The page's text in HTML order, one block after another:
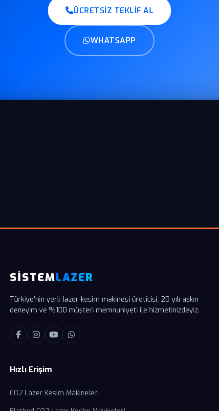
ÜCRETSIZ TEKLIF AL
WHATSAPP
SİSTEMLAZER
Türkiye'nin yerli lazer kesim makinesi üreticisi. 20 yılı aşkın
deneyim ve %100 müşteri memnuniyeti ile hizmetinizdeyiz.
Hızlı Erişim
CO2 Lazer Kesim Makineleri